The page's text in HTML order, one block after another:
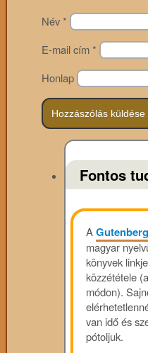
Név*
E-mail cím*
Honlap
Fontos
A
magyar
könyvek
közzététele
módon).
van idő és
pótoljuk.